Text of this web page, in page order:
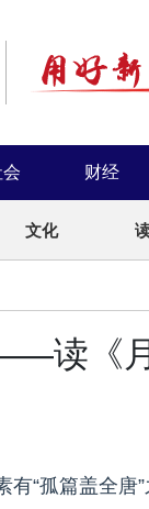
财经
文化
读《
有“孤篇盖全